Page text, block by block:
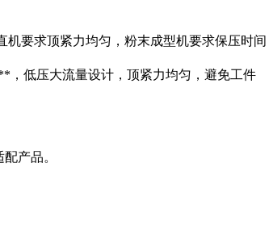
要求顶紧力均匀，粉末成型机要求保压时间
，低压大流量设计，顶紧力均匀，避免工件
产品。